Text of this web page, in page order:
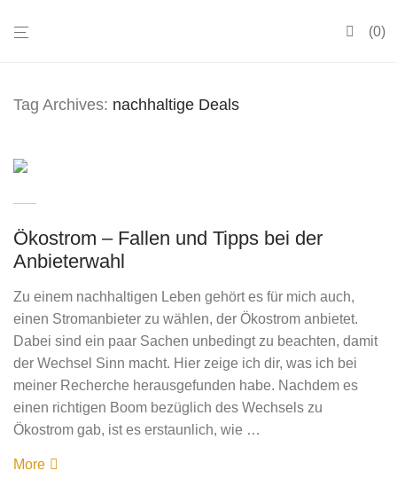
0
Tag Archives: nachhaltige Deals
Ökostrom – Fallen und Tipps bei der
Anbieterwahl
Zu einem nachhaltigen Leben gehört es für mich auch,
einen Stromanbieter zu wählen, der Ökostrom anbietet.
Dabei sind ein paar Sachen unbedingt zu beachten, damit
der Wechsel Sinn macht. Hier zeige ich dir, was ich bei
meiner Recherche herausgefunden habe. Nachdem es
einen richtigen Boom bezüglich des Wechsels zu
Ökostrom gab, ist es erstaunlich, wie …
More